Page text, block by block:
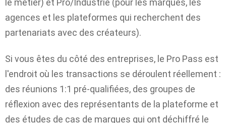
agences et les plateformes qui recherchent des
partenariats avec des créateurs).
Si vous êtes du côté des entreprises, le Pro Pass est
l'endroit où les transactions se déroulent réellement :
des réunions 1:1 pré-qualifiées, des groupes de
réflexion avec des représentants de la plateforme et
des études de cas de marques qui ont déchiffré le